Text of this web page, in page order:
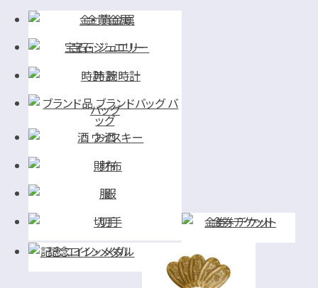
金・貴金属
宝石・ジュエリー
時計
バッグ
お酒
財布
服
切手
金券・チケット
記念コイン・メダル